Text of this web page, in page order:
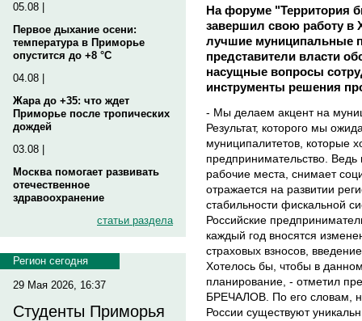
05.08 |
Первое дыхание осени:
температура в Приморье
опустится до +8 °C
04.08 |
Жара до +35: что ждет
Приморье после тропических
дождей
03.08 |
Москва помогает развивать
отечественное
здравоохранение
статьи раздела
Регион сегодня
29 Мая 2026, 16:37
Студенты Приморья
На форуме "Территория
завершил свою работу в
лучшие муниципальные
представители власти
насущные вопросы
инструменты решения
- Мы делаем акцент на
Результат, которого мы
муниципалитетов, которые
предпринимательство.
рабочие места, снимает
отражается на развитии
стабильности фискальной
Российские
каждый год вносятся
страховых взносов,
Хотелось бы, чтобы в
планирование, - отметил
БРЕЧАЛОВ. По его словам,
России существуют